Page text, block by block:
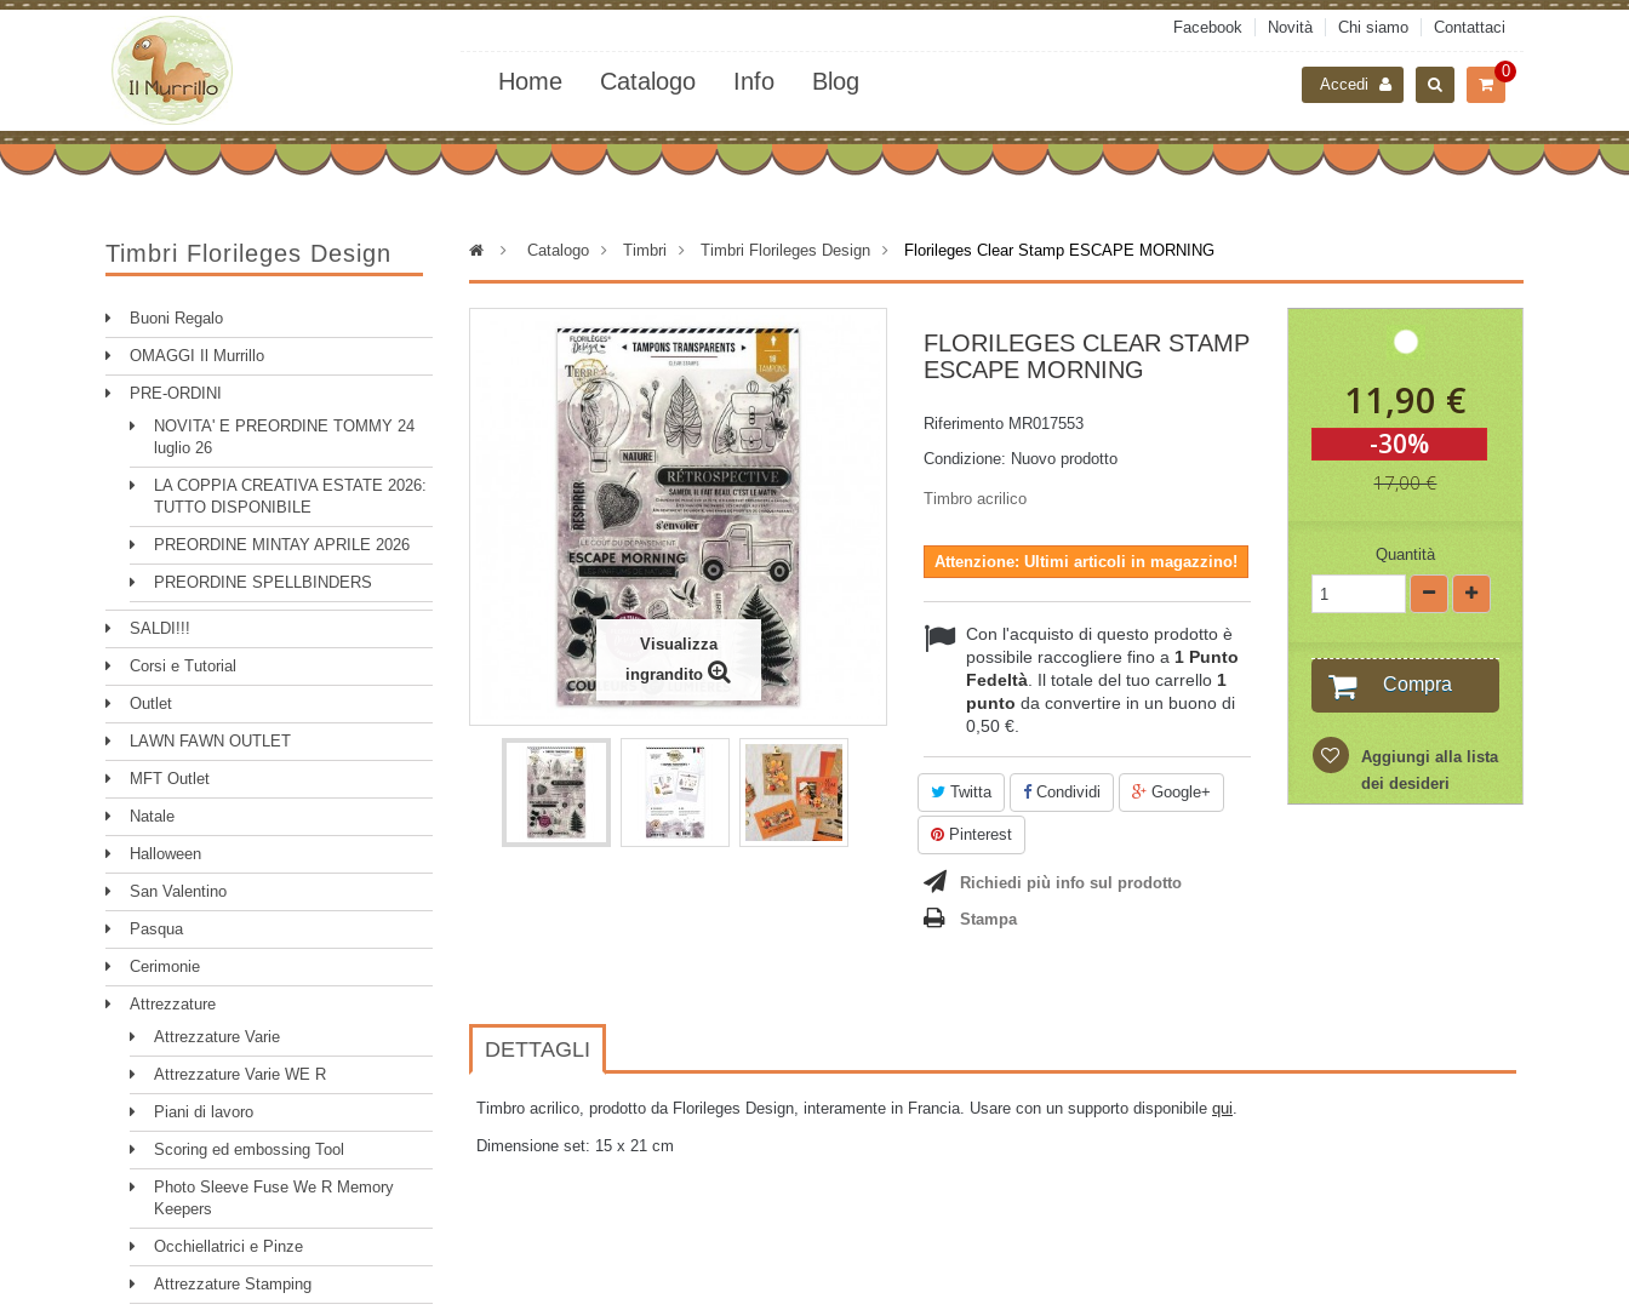
Facebook Novità Chi siamo Contattaci
0
Home Catalogo Info Blog Accedi
Timbri Florileges Design
Buoni Regalo
OMAGGI Il Murrillo
PRE-ORDINI
NOVITA' E PREORDINE TOMMY 24
luglio 26
LA COPPIA CREATIVA ESTATE 2026:
TUTTO DISPONIBILE
PREORDINE MINTAY APRILE 2026
PREORDINE SPELLBINDERS
SALDI!!!
Corsi e Tutorial
Outlet
LAWN FAWN OUTLET
MFT Outlet
Natale
Halloween
San Valentino
Pasqua
Cerimonie
Attrezzature
Attrezzature Varie
Attrezzature Varie WE R
Piani di lavoro
Scoring ed embossing Tool
Photo Sleeve Fuse We R Memory
Keepers
Occhiellatrici e Pinze
Attrezzature Stamping
> Catalogo > Timbri > Timbri Florileges Design > Florileges Clear Stamp ESCAPE MORNING
Visualizza
ingrandito
FLORILEGES CLEAR STAMP
ESCAPE MORNING
Riferimento MR017553
Condizione: Nuovo prodotto
Timbro acrilico
Attenzione: Ultimi articoli in magazzino!
Con l'acquisto di questo prodotto è
possibile raccogliere fino a 1 Punto
Fedeltà . Il totale del tuo carrello 1
punto da convertire in un buono di
0,50 €
Twitta Condividi Google+
Pinterest
Richiedi più info sul prodotto
Stampa
11,90 €
-30%
17,00 €
Quantità
Compra
Aggiungi alla lista
dei desideri
DETTAGLI
Timbro acrilico, prodotto da Florileges Design, interamente in Francia. Usare con un supporto disponibile qui.
Dimensione set: 15 x 21 cm